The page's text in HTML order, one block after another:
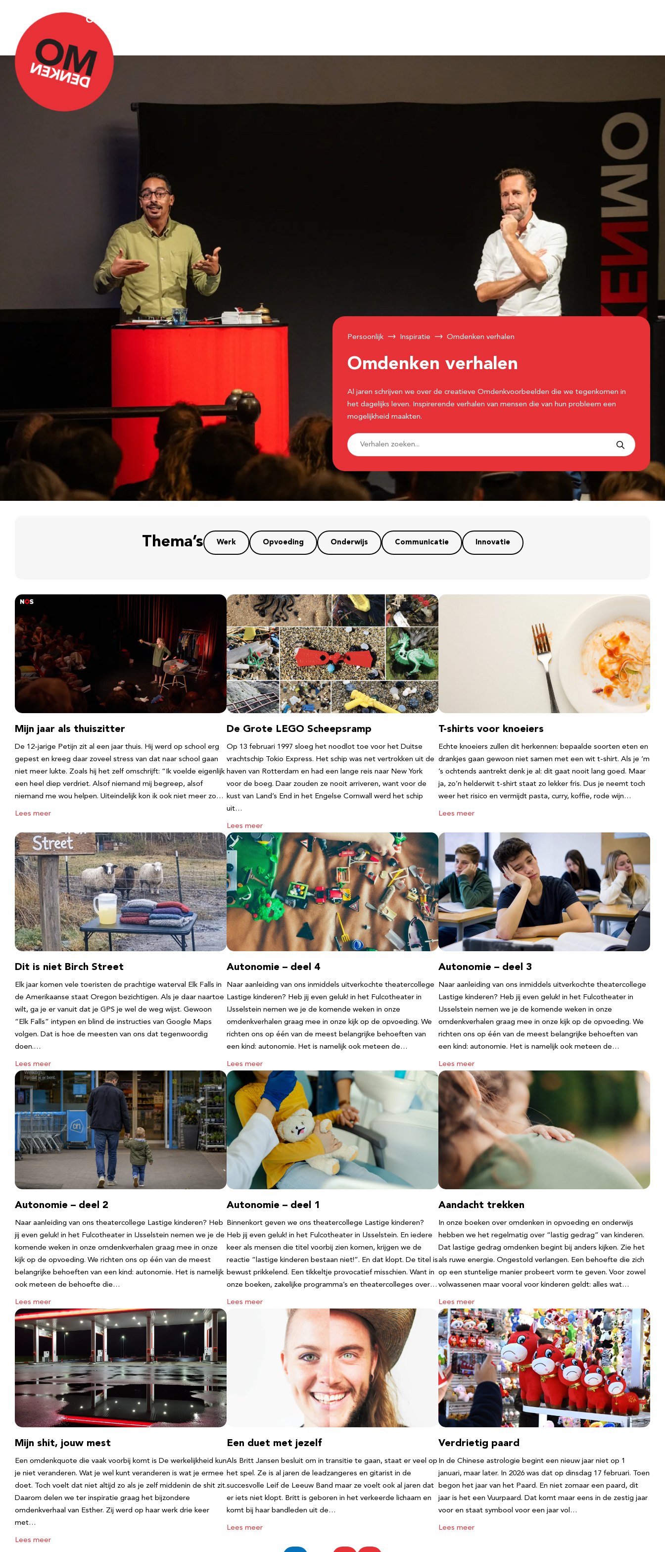
Over Omdenken
Persoonlijk Inspiratie Omdenken verhalen
Omdenken verhalen
Al jaren schrijven we over de creatieve Omdenkvoorbeelden die we tegenkomen in
het dagelijks leven. Inspirerende verhalen van mensen die van hun probleem een
mogelijkheid maakten.
Thema’s Werk Opvoeding Onderwijs Communicatie Innovatie
Mijn jaar als thuiszitter
De 12-jarige Petijn zit al een jaar thuis. Hij werd op school erg
gepest en kreeg daar zoveel stress van dat naar school gaan
niet meer lukte. Zoals hij het zelf omschrijft: “Ik voelde eigenlijk
een heel diep verdriet. Alsof niemand mij begreep, alsof
niemand me wou helpen. Uiteindelijk kon ik ook niet meer zo…
Lees meer
De Grote LEGO Scheepsramp
Op 13 februari 1997 sloeg het noodlot toe voor het Duitse
vrachtschip Tokio Express. Het schip was net vertrokken uit de
haven van Rotterdam en had een lange reis naar New York
voor de boeg. Daar zouden ze nooit arriveren, want voor de
kust van Land’s End in het Engelse Cornwall werd het schip
uit…
Lees meer
T-shirts voor knoeiers
Echte knoeiers zullen dit herkennen: bepaalde soorten eten en
drankjes gaan gewoon niet samen met een wit t-shirt. Als je ‘m
’s ochtends aantrekt denk je al: dit gaat nooit lang goed. Maar
ja, zo’n helderwit t-shirt staat zo lekker fris. Dus je neemt toch
weer het risico en vermijdt pasta, curry, koffie, rode wijn…
Lees meer
Dit is niet Birch Street
Elk jaar komen vele toeristen de prachtige waterval Elk Falls in
de Amerikaanse staat Oregon bezichtigen. Als je daar naartoe
wilt, ga je er vanuit dat je GPS je wel de weg wijst. Gewoon
“Elk Falls” intypen en blind de instructies van Google Maps
volgen. Dat is hoe de meesten van ons dat tegenwoordig
doen.…
Lees meer
Autonomie – deel 4
Naar aanleiding van ons inmiddels uitverkochte theatercollege
Lastige kinderen? Heb jij even geluk! in het Fulcotheater in
IJsselstein nemen we je de komende weken in onze
omdenkverhalen graag mee in onze kijk op de opvoeding. We
richten ons op één van de meest belangrijke behoeften van
een kind: autonomie. Het is namelijk ook meteen de…
Lees meer
Autonomie – deel 3
Naar aanleiding van ons inmiddels uitverkochte theatercollege
Lastige kinderen? Heb jij even geluk! in het Fulcotheater in
IJsselstein nemen we je de komende weken in onze
omdenkverhalen graag mee in onze kijk op de opvoeding. We
richten ons op één van de meest belangrijke behoeften van
een kind: autonomie. Het is namelijk ook meteen de…
Lees meer
Autonomie – deel 2
Naar aanleiding van ons theatercollege Lastige kinderen? Heb
jij even geluk! in het Fulcotheater in IJsselstein nemen we je de
komende weken in onze omdenkverhalen graag mee in onze
kijk op de opvoeding. We richten ons op één van de meest
belangrijke behoeften van een kind: autonomie. Het is namelijk
ook meteen de behoefte die…
Lees meer
Autonomie – deel 1
Binnenkort geven we ons theatercollege Lastige kinderen?
Heb jij even geluk! in het Fulcotheater in IJsselstein. En iedere
keer als mensen die titel voorbij zien komen, krijgen we de
reactie “lastige kinderen bestaan niet!”. En dat klopt. De titel is
bewust prikkelend. Een tikkeltje provocatief misschien. Want in
onze boeken, zakelijke programma’s en theatercolleges over…
Lees meer
Aandacht trekken
In onze boeken over omdenken in opvoeding en onderwijs
hebben we het regelmatig over “lastig gedrag” van kinderen.
Dat lastige gedrag omdenken begint bij anders kijken. Zie het
als ruwe energie. Ongestold verlangen. Een behoefte die zich
op een stuntelige manier probeert vorm te geven. Voor zowel
volwassenen maar vooral voor kinderen geldt: alles wat…
Lees meer
Mijn shit, jouw mest
Een omdenkquote die vaak voorbij komt is De werkelijkheid kun
je niet veranderen. Wat je wel kunt veranderen is wat je ermee
doet. Toch voelt dat niet altijd zo als je zelf middenin de shit zit.
Daarom delen we ter inspiratie graag het bijzondere
omdenkverhaal van Esther. Zij werd op haar werk drie keer
met…
Lees meer
Een duet met jezelf
Als Britt Jansen besluit om in transitie te gaan, staat er veel op
het spel. Ze is al jaren de leadzangeres en gitarist in de
succesvolle Leif de Leeuw Band maar ze voelt ook al jaren dat
er iets niet klopt. Britt is geboren in het verkeerde lichaam en
komt bij haar bandleden uit de…
Lees meer
Verdrietig paard
In de Chinese astrologie begint een nieuw jaar niet op 1
januari, maar later. In 2026 was dat op dinsdag 17 februari. Toen
begon het jaar van het Paard. En niet zomaar een paard, dit
jaar is het een Vuurpaard. Dat komt maar eens in de zestig jaar
voor en staat symbool voor een jaar vol…
Lees meer